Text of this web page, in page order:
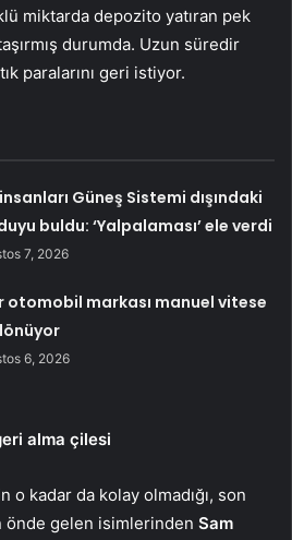
miktarda depozito yatıran pek
durumda. Uzun süredir
paralarını geri istiyor.
Güneş Sistemi dışındaki
buldu: ‘Yalpalaması’ ele verdi
7, 2026
otomobil markası manuel vitese
6, 2026
alma çilesi
o kadar da kolay olmadığı, son
önde gelen isimlerinden Sam